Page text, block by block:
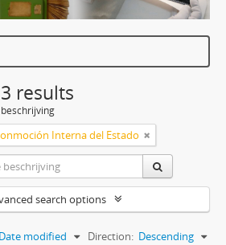
results
Interna del Estado
search options
Date modified Direction: Descending